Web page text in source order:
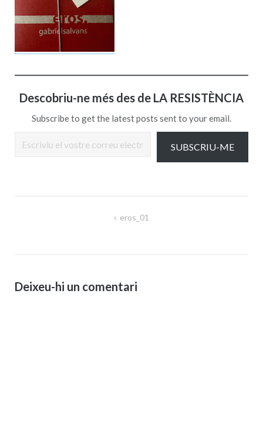
Descobriu-ne més des de LA RESISTÈNCIA
Subscribe to get the latest posts sent to your email.
SUBSCRIU-ME
eros_01
Deixeu-hi un comentari